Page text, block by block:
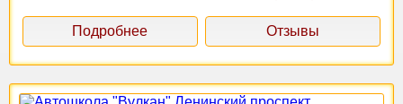
Подробнее Отзывы